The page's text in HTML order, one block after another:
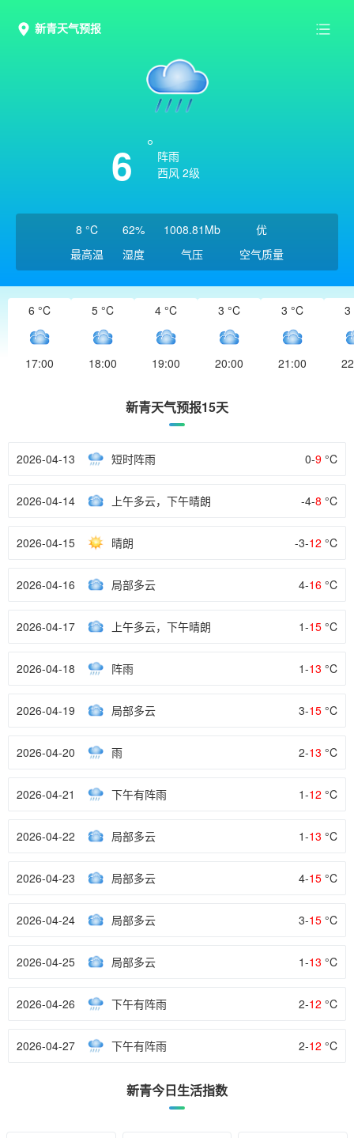
新青天气预报
6
阵雨
西风 2级
8 °C
最高温
62%
湿度
1008.81Mb
气压
优
空气质量
6 °C
17:00
5 °C
18:00
4 °C
19:00
3 °C
20:00
3 °C
21:00
3
新青天气预报15天
2026-04-13 短时阵雨 0-9 °C
2026-04-14 上午多云，下午晴朗 -4-8 °C
2026-04-15 晴朗 -3-12 °C
2026-04-16 局部多云 4-16 °C
2026-04-17 上午多云，下午晴朗 1-15 °C
2026-04-18 阵雨 1-13 °C
2026-04-19 局部多云 3-15 °C
2026-04-20 雨 2-13 °C
2026-04-21 下午有阵雨 1-12 °C
2026-04-22 局部多云 1-13 °C
2026-04-23 局部多云 4-15 °C
2026-04-24 局部多云 3-15 °C
2026-04-25 局部多云 1-13 °C
2026-04-26 下午有阵雨 2-12 °C
2026-04-27 下午有阵雨 2-12 °C
新青今日生活指数